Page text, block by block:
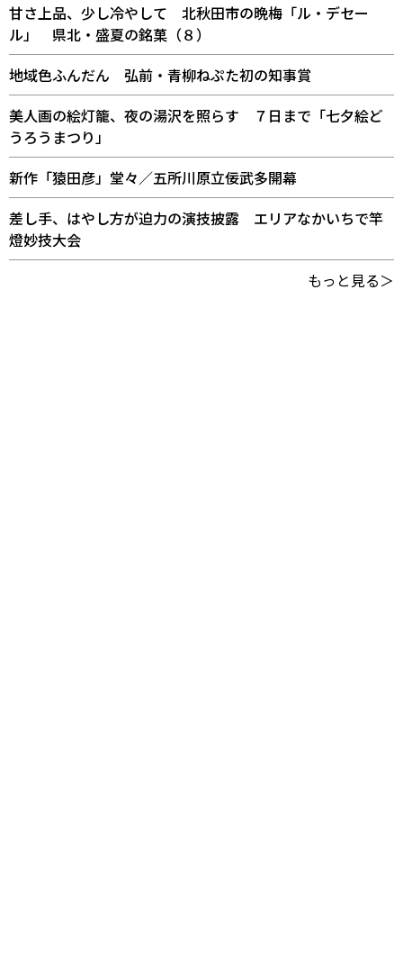
甘さ上品、少し冷やして 北秋田市の晩梅「ル・デセー
ル」 県北・盛夏の銘菓（８）
地域色ふんだん 弘前・青柳ねぷた初の知事賞
美人画の絵灯籠、夜の湯沢を照らす ７日まで「七夕絵ど
うろうまつり」
新作「猿田彦」堂々／五所川原立佞武多開幕
差し手、はやし方が迫力の演技披露 エリアなかいちで竿
燈妙技大会
もっと見る＞